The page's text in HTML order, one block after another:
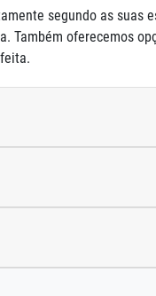
segundo as suas
Também oferecemos